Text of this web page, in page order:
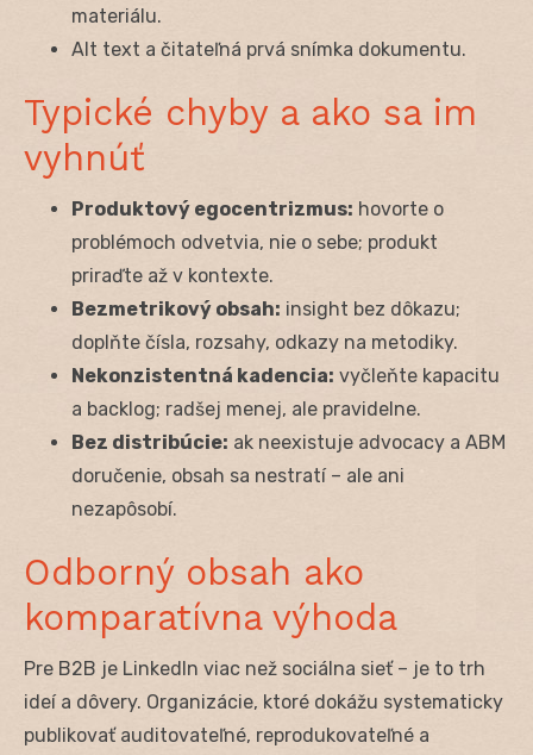
materiálu.
Alt text a čitateľná prvá snímka dokumentu.
Typické chyby a ako sa im
vyhnúť
Produktový egocentrizmus: hovorte o
problémoch odvetvia, nie o sebe; produkt
priraďte až v kontexte.
Bezmetrikový obsah: insight bez dôkazu;
doplňte čísla, rozsahy, odkazy na metodiky.
Nekonzistentná kadencia: vyčleňte kapacitu
a backlog; radšej menej, ale pravidelne.
Bez distribúcie: ak neexistuje advocacy a ABM
doručenie, obsah sa nestratí – ale ani
nezapôsobí.
Odborný obsah ako
komparatívna výhoda
Pre B2B je LinkedIn viac než sociálna sieť – je to trh
ideí a dôvery. Organizácie, ktoré dokážu systematicky
publikovať auditovateľné, reprodukovateľné a